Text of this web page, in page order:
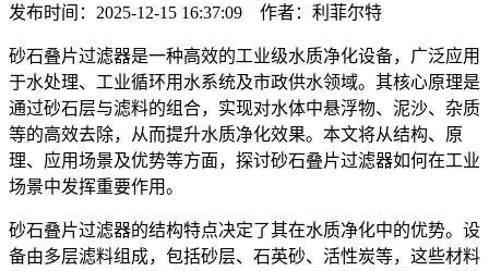
发布时间：2025-12-15 16:37:09 作者：利菲尔特
砂石叠片过滤器是一种高效的工业级水质净化设备，广泛应用
于水处理、工业循环用水系统及市政供水领域。其核心原理是
通过砂石层与滤料的组合，实现对水体中悬浮物、泥沙、杂质
等的高效去除，从而提升水质净化效果。本文将从结构、原
理、应用场景及优势等方面，探讨砂石叠片过滤器如何在工业
场景中发挥重要作用。
砂石叠片过滤器的结构特点决定了其在水质净化中的优势。设
备由多层滤料组成，包括砂层、石英砂、活性炭等，这些材料